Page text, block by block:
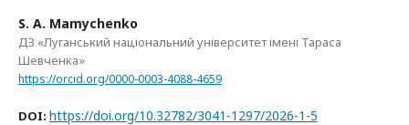
S. A. Mamychenko
ДЗ «Луганський національний університет імені Тараса
Шевченка»
https://orcid.org/0000-0003-4088-4659
DOI: https://doi.org/10.32782/3041-1297/2026-1-5